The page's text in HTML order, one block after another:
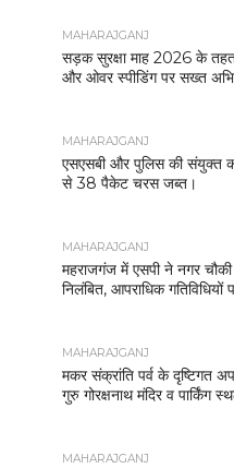
MAHARAJGANJ
सड़क सुरक्षा माह 2026 के
और ओवर स्पीडिंग पर सख्त
MAHARAJGANJ
एसएसबी और पुलिस की संयुक्त
से 38 पैकेट चरस जब्त।
MAHARAJGANJ
महराजगंज में एसपी ने नगर चौकी
निलंबित, आपराधिक गतिविधियों
MAHARAJGANJ
मकर संक्रांति पर्व के दृष्टिगत
गुरु गोरक्षनाथ मंदिर व पार्किंग
MAHARAJGANJ